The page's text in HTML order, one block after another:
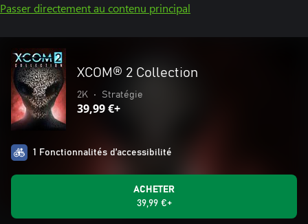
Passer directement au contenu principal
XCOM® 2 Collection
2K • Stratégie
39,99 €+
1 Fonctionnalités d’accessibilité
ACHETER
39,99 €+